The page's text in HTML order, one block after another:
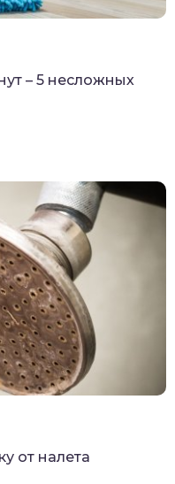
– 5 несложных
от налета